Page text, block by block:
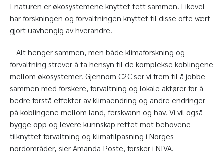
I naturen er økosystemene knyttet tett sammen. Likevel
har forskningen og forvaltningen knyttet til disse ofte vært
gjort uavhengig av hverandre.
– Alt henger sammen, men både klimaforskning og
forvaltning strever å ta hensyn til de komplekse koblingene
mellom økosystemer. Gjennom C2C ser vi frem til å jobbe
sammen med forskere, forvaltning og lokale aktører for å
bedre forstå effekter av klimaendring og andre endringer
på koblingene mellom land, ferskvann og hav. Vi vil også
bygge opp og levere kunnskap rettet mot behovene
tilknyttet forvaltning og klimatilpasning i Norges
nordområder, sier Amanda Poste, forsker i NIVA.